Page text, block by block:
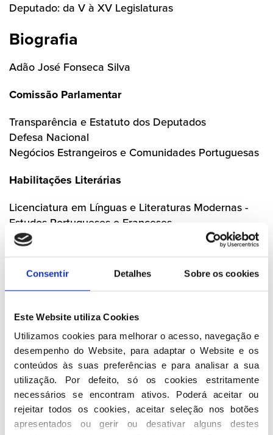
Consentir Detalhes Sobre os cookies
Este Website utiliza Cookies
Utilizamos cookies para melhorar o acesso, navegação e
desempenho do Website, para adaptar o Website e os
conteúdos às suas preferências e para analisar a sua
utilização. Por defeito, só os cookies estritamente
necessários se encontram ativos. Poderá aceitar ou
rejeitar todos os cookies, aceitar seleção nos botões
apresentados ou gerir ou desativar alguns destes
Deputado: da V à XV Legislaturas
Biografia
Adão José Fonseca Silva
Comissão Parlamentar
Transparência e Estatuto dos Deputados
Defesa Nacional
Negócios Estrangeiros e Comunidades Portuguesas
Habilitações Literárias
Licenciatura em Línguas e Literaturas Modernas -
Estudos Portugueses e Franceses
Profissão
Professor
Deputado na XI Legislatura
Presidente da Comissão Política Distrital do PSD-
Bragança
Cargos exercidos
Presidente do GPPSD: 17 de setembro 2020 a 31 de